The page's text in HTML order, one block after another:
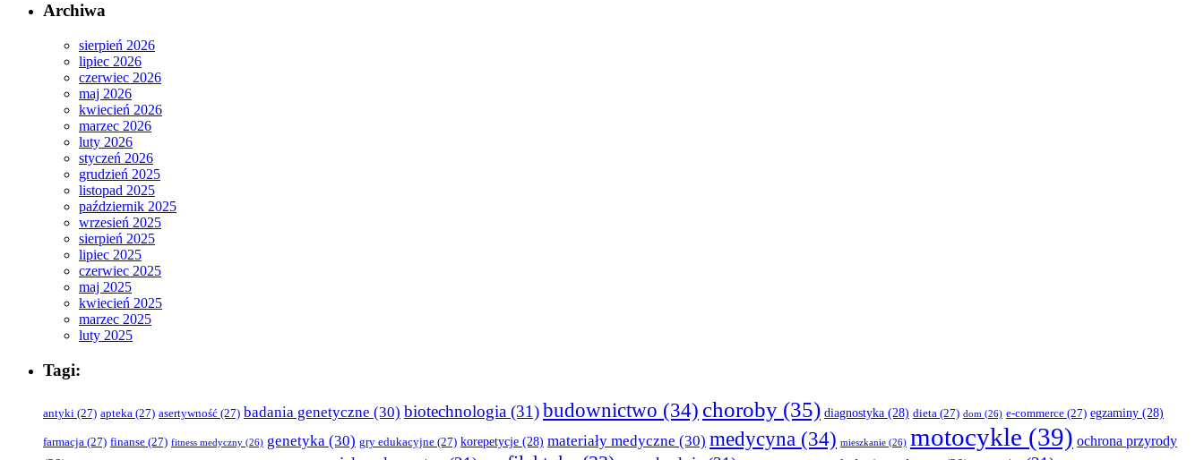
Archiwa
sierpień 2026
lipiec 2026
czerwiec 2026
maj 2026
kwiecień 2026
marzec 2026
luty 2026
styczeń 2026
grudzień 2025
listopad 2025
październik 2025
wrzesień 2025
sierpień 2025
lipiec 2025
czerwiec 2025
maj 2025
kwiecień 2025
marzec 2025
luty 2025
Tagi:
antyki (27) apteka (27) asertywność (27) badania genetyczne (30) biotechnologia (31)budownictwo (34) choroby (35) diagnostyka (28) dieta (27) dom (26) e-commerce (27) egzaminy (28)
farmacja (27) finanse (27) fitness medyczny (26) genetyka (30) gry edukacyjne (27) korepetycje (28) materiały medyczne (30) medycyna (34) mieszkanie (26) motocykle (39) ochrona przyrody